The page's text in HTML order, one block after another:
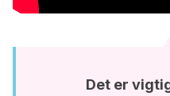
Det er